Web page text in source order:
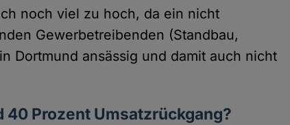
noch viel zu hoch, da ein nicht
Gewerbetreibenden (Standbau,
Dortmund ansässig und damit auch nicht
40 Prozent Umsatzrückgang?